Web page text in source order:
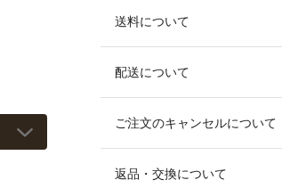
送料について
配送について
ご注文のキャンセルについて
返品・交換について